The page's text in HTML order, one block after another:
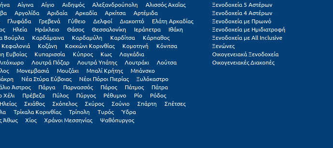
Αίγινα Αίγιο Αιδηψός Αλεξανδρούπολη
Αλισσός Αχαΐας
Αργολίδα Αριδαία Αρκαδία Αρκίτσα
Αρτέμιδα
Γλυφάδα Γρεβενά Γύθειο Δελφοί Διακοπτό
Ελάτη Αρκαδίας
Ηλεία Ηράκλειο Θάσος Θεσσαλονίκη Ιεράπετρα
Ιθάκη
Βούρλα Καρδάμαινα Καρδαμύλη Καρδίτσα
Κάρπαθος
Κεφαλονιά Κοζάνη Κοκκώνι Κορινθίας Κομοτηνή
Κόνιτσα
Ευβοίας Κυπαρισσία Κύπρος Κως
Λαγκάδια
Λουτρά Πόζαρ Λουτρά Υπάτης Λουτράκι
Λούτσα
Μονεμβασιά Μουζάκι Μπαλί Κρήτης
Μπάνσκο
Νέα Στύρα Εύβοιας Νέοι Πόροι Πιερίας
Ξυλόκαστρο
Άστρος Πάργα Παρνασσός Πάρος Πάτμος
Πάτρα
Χέλι Πρέβεζα Πύλος Πύργος Ρέθυμνο Ρίο
Ρόδος
Σκιάθος Σκόπελος Σκύρος Σούνιο Σπάρτη
Σπέτσες
Τρίκαλα Κορινθίας Τρίπολη Τυρός
Ύδρα
Άθως Χίος Χράνοι Μεσσηνίας Ψαθόπυργος
Ξενοδοχεία 5 Αστέρων
Ξενοδοχεία 4 Αστέρων
Ξενοδοχεία με Πρωινό
Ξενοδοχεία με Ημιδιατροφή
Ξενοδοχεία με All Inclusive
Ξενώνες
Οικογενειακά Ξενοδοχεία
Οικογενειακές Διακοπές